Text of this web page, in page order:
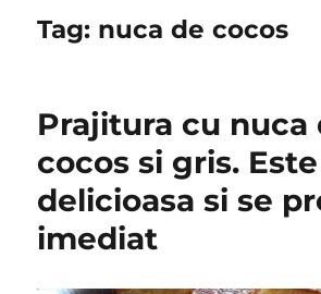
Tag: nuca de cocos
Prajitura cu nuca
cocos si gris.
delicioasa si se
imediat